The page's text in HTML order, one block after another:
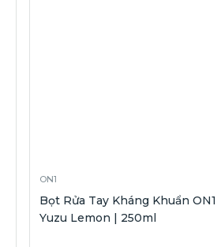
ON1
Bọt Rửa Tay Kháng Khuẩn ON1
Yuzu Lemon | 250ml